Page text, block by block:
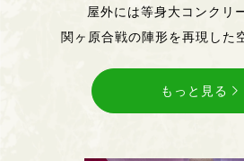
屋外には等身大コンクリ
関ヶ原合戦の陣形を再現した
もっと見る